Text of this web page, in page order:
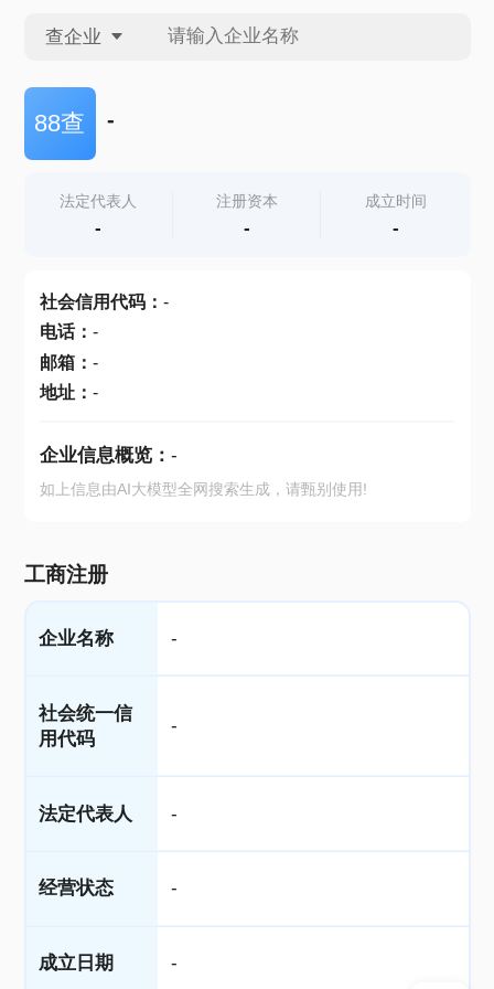
查企业
查企业
查产地
88查 -
法定代表人
-
注册资本
-
成立时间
-
社会信用代码： -
电话： -
邮箱： -
地址： -
企业信息概览： -
如上信息由AI大模型全网搜索生成，请甄别使用!
工商注册
企业名称 -
社会统一信
用代码
-
法定代表人 -
经营状态 -
成立日期 -